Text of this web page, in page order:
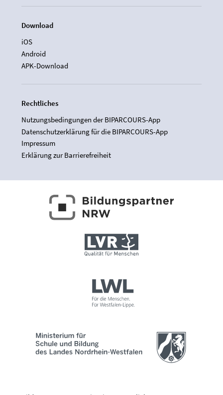
Download
iOS
Android
APK-Download
Rechtliches
Nutzungsbedingungen der BIPARCOURS-App
Datenschutzerklärung für die BIPARCOURS-App
Impressum
Erklärung zur Barrierefreiheit